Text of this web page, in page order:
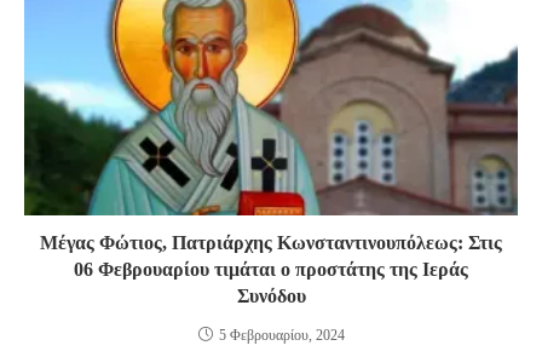
Μέγας Φώτιος, Πατριάρχης Κωνσταντινουπόλεως: Στις
06 Φεβρουαρίου τιμάται ο προστάτης της Ιεράς
Συνόδου
5 Φεβρουαρίου, 2024